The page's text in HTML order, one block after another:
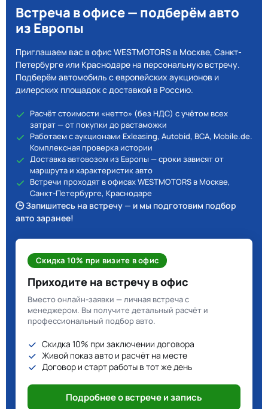
Встреча в офисе — подберём авто
из Европы
Приглашаем вас в офис WESTMOTORS в Москве, Санкт-
Петербурге или Краснодаре на персональную встречу.
Подберём автомобиль с европейских аукционов и
дилерских площадок с доставкой в Россию.
Расчёт стоимости «нетто» (без НДС) с учётом всех
затрат — от покупки до растаможки
Работаем с аукционами Exleasing, Autobid, BCA, Mobile.de.
Комплексная проверка истории
Доставка автовозом из Европы — сроки зависят от
маршрута и характеристик авто
Встречи проходят в офисах WESTMOTORS в Москве,
Санкт-Петербурге, Краснодаре
🕒 Запишитесь на встречу — и мы подготовим подбор
авто заранее!
Скидка 10% при визите в офис
Приходите на встречу в офис
Вместо онлайн-заявки — личная встреча с
менеджером. Вы получите детальный расчёт и
профессиональный подбор авто.
Скидка 10% при заключении договора
Живой показ авто и расчёт на месте
Договор и старт работы в тот же день
Подробнее о встрече и запись